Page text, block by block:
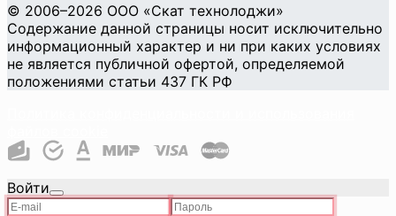
© 2006–2026 ООО «Скат технолоджи»
Содержание данной страницы носит исключительно
информационный характер и ни при каких условиях
не является публичной офертой, определяемой
положениями статьи 437 ГК РФ
Войти